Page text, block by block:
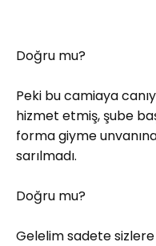
Doğru mu?
Peki bu camiaya
hizmet etmiş, şube
forma giyme
sarılmadı.
Doğru mu?
Gelelim sadete